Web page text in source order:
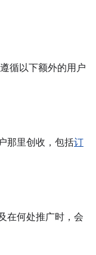
循以下额外的用户
那里创收，包括订
在何处推广时，会